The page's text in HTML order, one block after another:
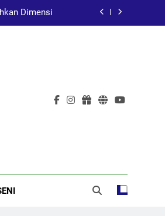
Dimensi
Karya
Dimensi
Seni